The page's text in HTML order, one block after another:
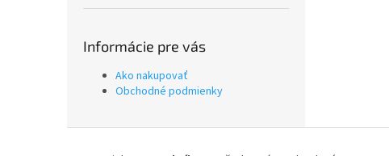
Informácie pre vás
Ako nakupovať
Obchodné podmienky